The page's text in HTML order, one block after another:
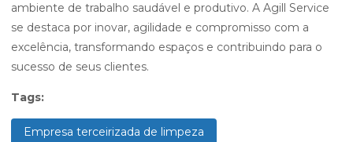
ambiente de trabalho saudável e produtivo. A Agill Service
se destaca por inovar, agilidade e compromisso com a
excelência, transformando espaços e contribuindo para o
sucesso de seus clientes.
Tags:
Empresa terceirizada de limpeza